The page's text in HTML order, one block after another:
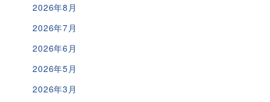
2026年8月
2026年7月
2026年6月
2026年5月
2026年3月